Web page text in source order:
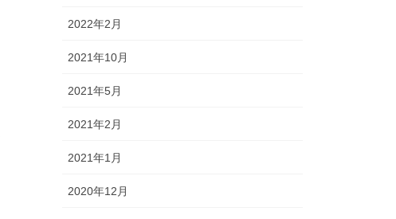
2022年2月
2021年10月
2021年5月
2021年2月
2021年1月
2020年12月